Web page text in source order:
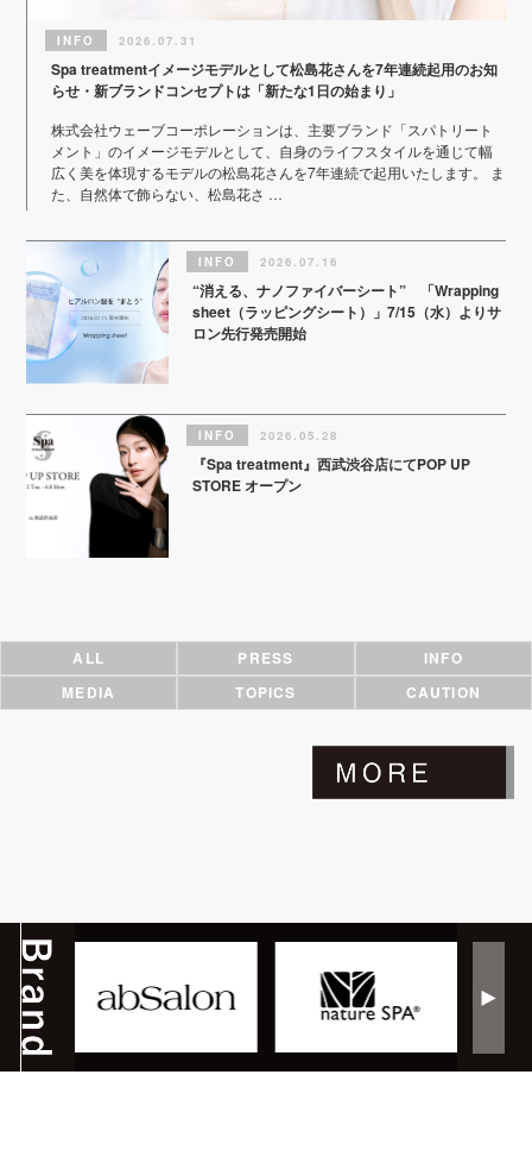
INFO 2026.07.31
Spa treatmentイメージモデルとして松島花さんを7年連続起用のお知
らせ・新ブランドコンセプトは「新たな1日の始まり」
株式会社ウェーブコーポレーションは、主要ブランド「スパトリート
メント」のイメージモデルとして、自身のライフスタイルを通じて幅
広く美を体現するモデルの松島花さんを7年連続で起用いたします。 ま
た、自然体で飾らない、松島花さ …
INFO 2026.07.16
“消える、ナノファイバーシート” 「Wrapping
sheet（ラッピングシート）」7/15（水）よりサ
ロン先行発売開始
INFO 2026.05.28
『Spa treatment』西武渋谷店にてPOP UP
STORE オープン
ALL PRESS
INFO
MEDIA
TOPICS CAUTION